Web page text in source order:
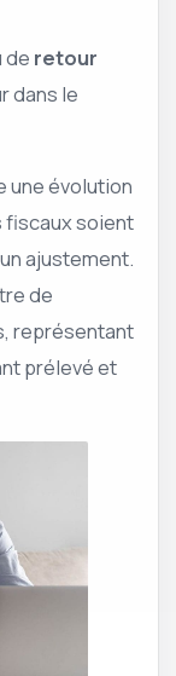
de retour
dans le
une évolution
fiscaux soient
ajustement.
de
représentant
prélevé et